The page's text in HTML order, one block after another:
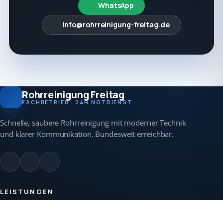
WhatsApp
info@rohrreinigung-freitag.de
Rohrreinigung Freitag
FACHBETRIEB · 24H NOTDIENST
Schnelle, saubere Rohrreinigung mit moderner Technik
und klarer Kommunikation. Bundesweit erreichbar.
LEISTUNGEN